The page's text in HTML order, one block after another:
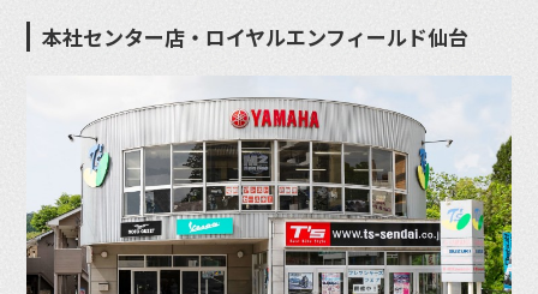
本社センター店・ロイヤルエンフィールド仙台